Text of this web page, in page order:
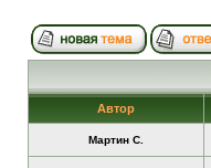
Автор
Мартин С.